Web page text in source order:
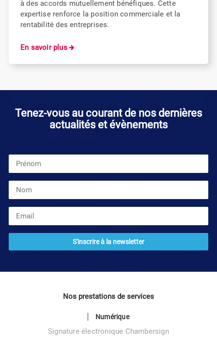
à des accords mutuellement bénéfiques. Cette
expertise renforce la position commerciale et la
rentabilité des entreprises.
En savoir plus
Tenez-vous au courant de nos dernières
actualités et évènements
Nos prestations de services
Numérique
Signature électronique Chambersign